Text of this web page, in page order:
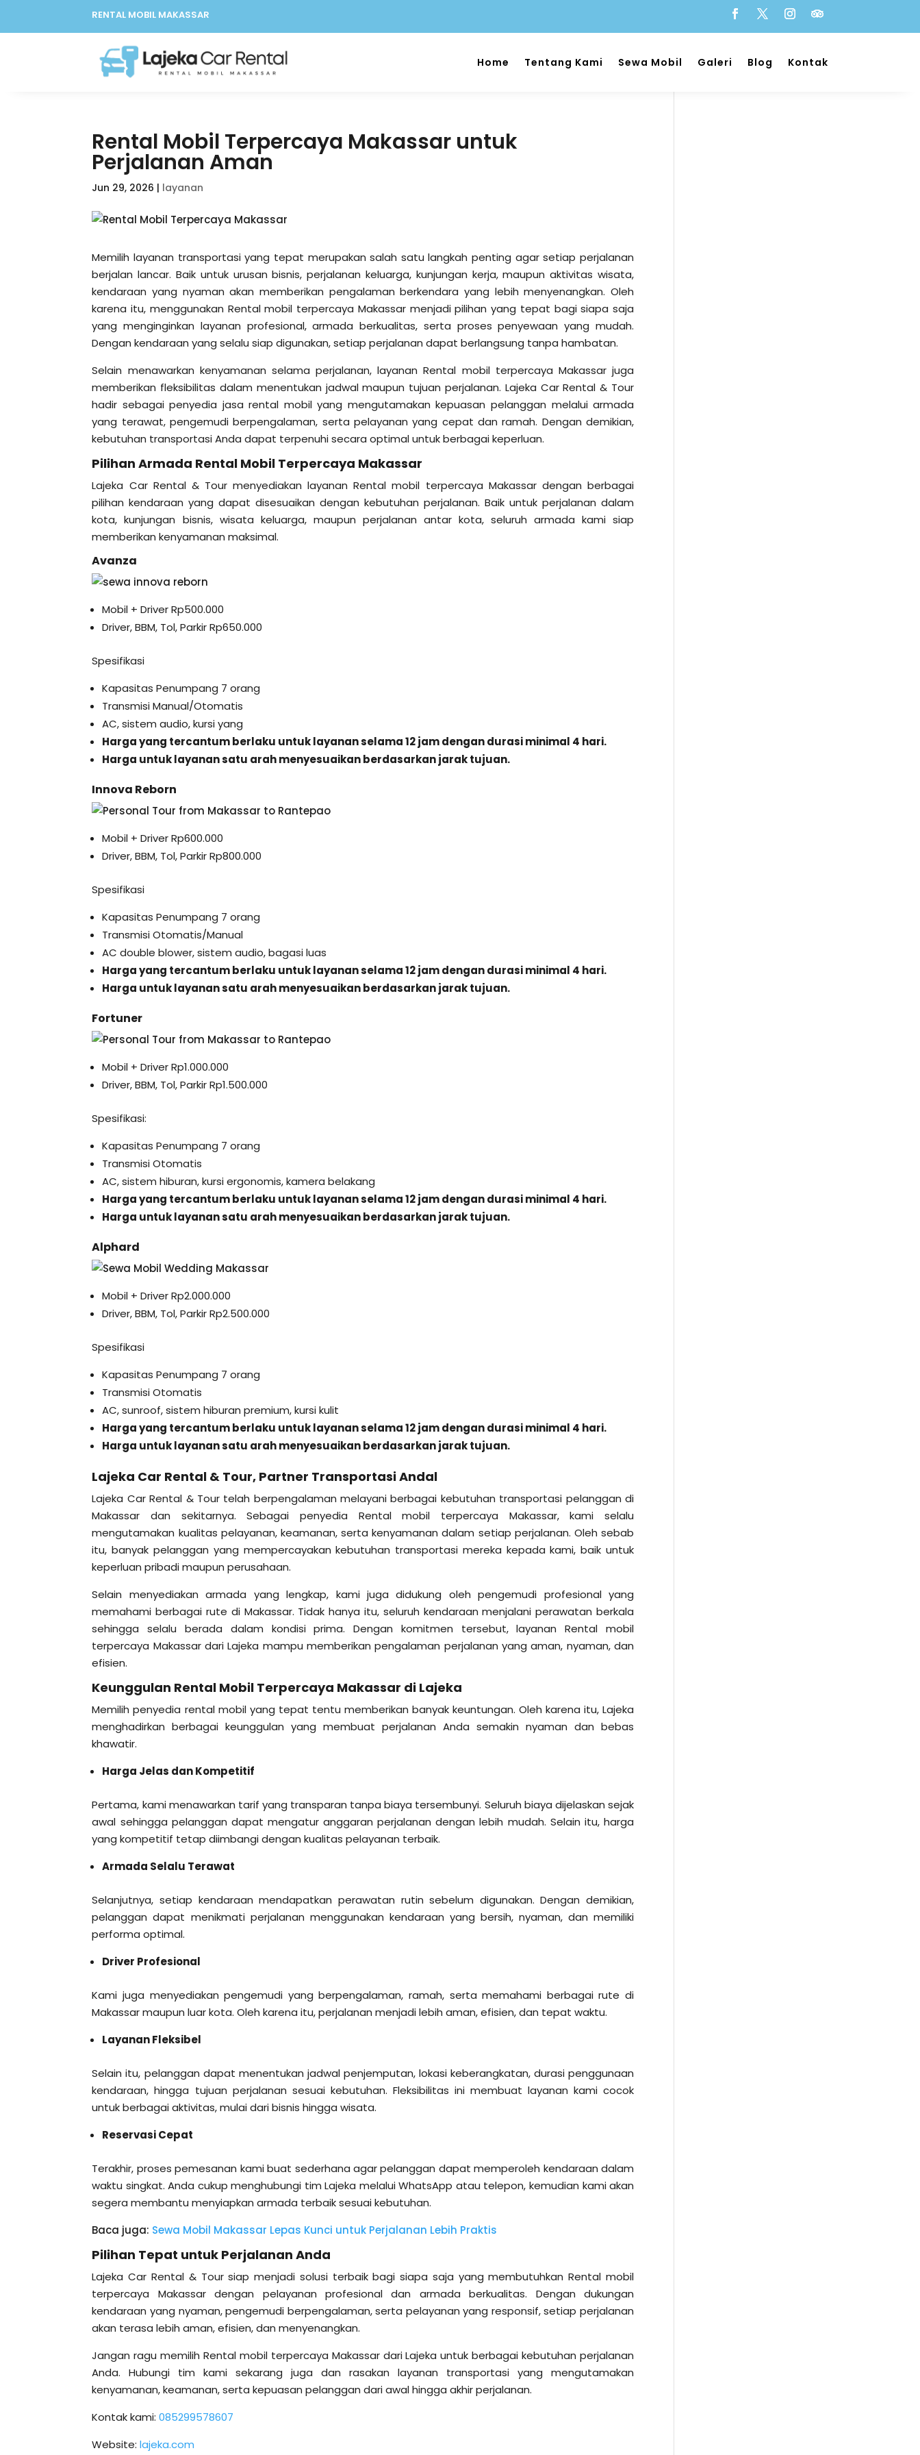
RENTAL MOBIL MAKASSAR
Home Tentang Kami Sewa Mobil Galeri Blog Kontak
Rental Mobil Terpercaya Makassar untuk
Perjalanan Aman
Jun 29, 2026 | layanan
Memilih layanan transportasi yang tepat merupakan salah satu langkah penting agar setiap perjalanan
berjalan lancar. Baik untuk urusan bisnis, perjalanan keluarga, kunjungan kerja, maupun aktivitas wisata,
kendaraan yang nyaman akan memberikan pengalaman berkendara yang lebih menyenangkan. Oleh
karena itu, menggunakan Rental mobil terpercaya Makassar menjadi pilihan yang tepat bagi siapa saja
yang menginginkan layanan profesional, armada berkualitas, serta proses penyewaan yang mudah.
Dengan kendaraan yang selalu siap digunakan, setiap perjalanan dapat berlangsung tanpa hambatan.
Selain menawarkan kenyamanan selama perjalanan, layanan Rental mobil terpercaya Makassar juga
memberikan fleksibilitas dalam menentukan jadwal maupun tujuan perjalanan. Lajeka Car Rental & Tour
hadir sebagai penyedia jasa rental mobil yang mengutamakan kepuasan pelanggan melalui armada
yang terawat, pengemudi berpengalaman, serta pelayanan yang cepat dan ramah. Dengan demikian,
kebutuhan transportasi Anda dapat terpenuhi secara optimal untuk berbagai keperluan.
Pilihan Armada Rental Mobil Terpercaya Makassar
Lajeka Car Rental & Tour menyediakan layanan Rental mobil terpercaya Makassar dengan berbagai
pilihan kendaraan yang dapat disesuaikan dengan kebutuhan perjalanan. Baik untuk perjalanan dalam
kota, kunjungan bisnis, wisata keluarga, maupun perjalanan antar kota, seluruh armada kami siap
memberikan kenyamanan maksimal.
Avanza
Mobil + Driver Rp500.000
Driver, BBM, Tol, Parkir Rp650.000
Spesifikasi
Kapasitas Penumpang 7 orang
Transmisi Manual/Otomatis
AC, sistem audio, kursi yang
Harga yang tercantum berlaku untuk layanan selama 12 jam dengan durasi minimal 4 hari.
Harga untuk layanan satu arah menyesuaikan berdasarkan jarak tujuan.
Innova Reborn
Mobil + Driver Rp600.000
Driver, BBM, Tol, Parkir Rp800.000
Spesifikasi
Kapasitas Penumpang 7 orang
Transmisi Otomatis/Manual
AC double blower, sistem audio, bagasi luas
Harga yang tercantum berlaku untuk layanan selama 12 jam dengan durasi minimal 4 hari.
Harga untuk layanan satu arah menyesuaikan berdasarkan jarak tujuan.
Fortuner
Mobil + Driver Rp1.000.000
Driver, BBM, Tol, Parkir Rp1.500.000
Spesifikasi:
Kapasitas Penumpang 7 orang
Transmisi Otomatis
AC, sistem hiburan, kursi ergonomis, kamera belakang
Harga yang tercantum berlaku untuk layanan selama 12 jam dengan durasi minimal 4 hari.
Harga untuk layanan satu arah menyesuaikan berdasarkan jarak tujuan.
Alphard
Mobil + Driver Rp2.000.000
Driver, BBM, Tol, Parkir Rp2.500.000
Spesifikasi
Kapasitas Penumpang 7 orang
Transmisi Otomatis
AC, sunroof, sistem hiburan premium, kursi kulit
Harga yang tercantum berlaku untuk layanan selama 12 jam dengan durasi minimal 4 hari.
Harga untuk layanan satu arah menyesuaikan berdasarkan jarak tujuan.
Lajeka Car Rental & Tour, Partner Transportasi Andal
Lajeka Car Rental & Tour telah berpengalaman melayani berbagai kebutuhan transportasi pelanggan di
Makassar dan sekitarnya. Sebagai penyedia Rental mobil terpercaya Makassar, kami selalu
mengutamakan kualitas pelayanan, keamanan, serta kenyamanan dalam setiap perjalanan. Oleh sebab
itu, banyak pelanggan yang mempercayakan kebutuhan transportasi mereka kepada kami, baik untuk
keperluan pribadi maupun perusahaan.
Selain menyediakan armada yang lengkap, kami juga didukung oleh pengemudi profesional yang
memahami berbagai rute di Makassar. Tidak hanya itu, seluruh kendaraan menjalani perawatan berkala
sehingga selalu berada dalam kondisi prima. Dengan komitmen tersebut, layanan Rental mobil
terpercaya Makassar dari Lajeka mampu memberikan pengalaman perjalanan yang aman, nyaman, dan
efisien.
Keunggulan Rental Mobil Terpercaya Makassar di Lajeka
Memilih penyedia rental mobil yang tepat tentu memberikan banyak keuntungan. Oleh karena itu, Lajeka
menghadirkan berbagai keunggulan yang membuat perjalanan Anda semakin nyaman dan bebas
khawatir.
Harga Jelas dan Kompetitif
Pertama, kami menawarkan tarif yang transparan tanpa biaya tersembunyi. Seluruh biaya dijelaskan sejak
awal sehingga pelanggan dapat mengatur anggaran perjalanan dengan lebih mudah. Selain itu, harga
yang kompetitif tetap diimbangi dengan kualitas pelayanan terbaik.
Armada Selalu Terawat
Selanjutnya, setiap kendaraan mendapatkan perawatan rutin sebelum digunakan. Dengan demikian,
pelanggan dapat menikmati perjalanan menggunakan kendaraan yang bersih, nyaman, dan memiliki
performa optimal.
Driver Profesional
Kami juga menyediakan pengemudi yang berpengalaman, ramah, serta memahami berbagai rute di
Makassar maupun luar kota. Oleh karena itu, perjalanan menjadi lebih aman, efisien, dan tepat waktu.
Layanan Fleksibel
Selain itu, pelanggan dapat menentukan jadwal penjemputan, lokasi keberangkatan, durasi penggunaan
kendaraan, hingga tujuan perjalanan sesuai kebutuhan. Fleksibilitas ini membuat layanan kami cocok
untuk berbagai aktivitas, mulai dari bisnis hingga wisata.
Reservasi Cepat
Terakhir, proses pemesanan kami buat sederhana agar pelanggan dapat memperoleh kendaraan dalam
waktu singkat. Anda cukup menghubungi tim Lajeka melalui WhatsApp atau telepon, kemudian kami akan
segera membantu menyiapkan armada terbaik sesuai kebutuhan.
Baca juga: Sewa Mobil Makassar Lepas Kunci untuk Perjalanan Lebih Praktis
Pilihan Tepat untuk Perjalanan Anda
Lajeka Car Rental & Tour siap menjadi solusi terbaik bagi siapa saja yang membutuhkan Rental mobil
terpercaya Makassar dengan pelayanan profesional dan armada berkualitas. Dengan dukungan
kendaraan yang nyaman, pengemudi berpengalaman, serta pelayanan yang responsif, setiap perjalanan
akan terasa lebih aman, efisien, dan menyenangkan.
Jangan ragu memilih Rental mobil terpercaya Makassar dari Lajeka untuk berbagai kebutuhan perjalanan
Anda. Hubungi tim kami sekarang juga dan rasakan layanan transportasi yang mengutamakan
kenyamanan, keamanan, serta kepuasan pelanggan dari awal hingga akhir perjalanan.
Kontak kami:085299578607
Website:lajeka.com